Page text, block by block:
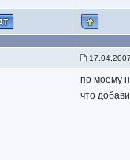
по моему
что